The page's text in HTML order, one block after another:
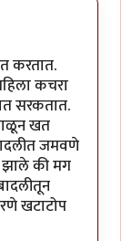
करतात.
कचरा
सरकतात.
खत
जमवणे
की मग
खटाटोप